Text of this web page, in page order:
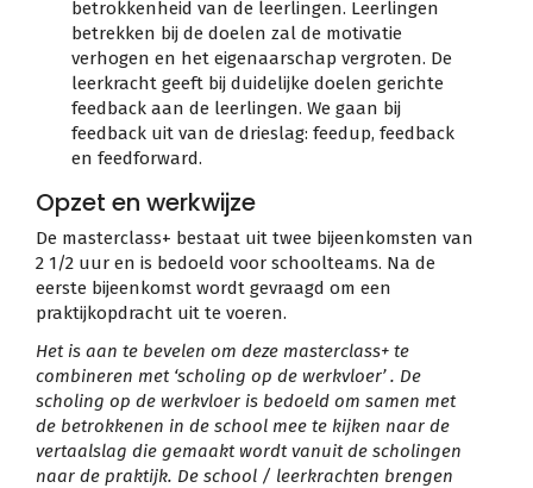
betrokkenheid van de leerlingen. Leerlingen
betrekken bij de doelen zal de motivatie
verhogen en het eigenaarschap vergroten. De
leerkracht geeft bij duidelijke doelen gerichte
feedback aan de leerlingen. We gaan bij
feedback uit van de drieslag: feedup, feedback
en feedforward.
Opzet en werkwijze
De masterclass+ bestaat uit twee bijeenkomsten van
2 1/2 uur en is bedoeld voor schoolteams. Na de
eerste bijeenkomst wordt gevraagd om een
praktijkopdracht uit te voeren.
Het is aan te bevelen om deze masterclass+ te
combineren met ‘scholing op de werkvloer’ . De
scholing op de werkvloer is bedoeld om samen met
de betrokkenen in de school mee te kijken naar de
vertaalslag die gemaakt wordt vanuit de scholingen
naar de praktijk. De school / leerkrachten brengen